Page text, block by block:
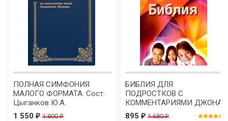
ПОЛНАЯ СИМФОНИЯ
МАЛОГО ФОРМАТА. Сост.
Цыганков Ю.А.
1 550 ₽ 1 800₽
БИБЛИЯ ДЛЯ
ПОДРОСТКОВ С
КОММЕНТАРИЯМИ ДЖОНА
МАК-АРТУРА
895 ₽ 1 680₽